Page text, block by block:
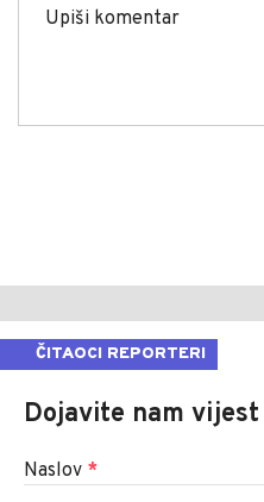
ČITAOCI REPORTERI
Dojavite nam vijest
Naslov *